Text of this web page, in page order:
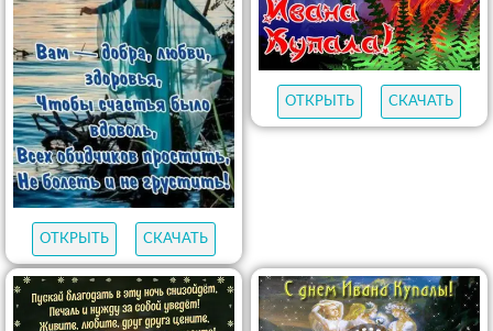
ОТКРЫТЬ СКАЧАТЬ
ОТКРЫТЬ СКАЧАТЬ